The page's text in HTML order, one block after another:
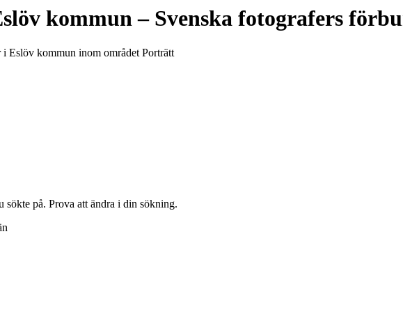
kommun– Svenska fotografers
Eslöv kommun inom området Porträtt
på. Prova att ändra i din sökning.